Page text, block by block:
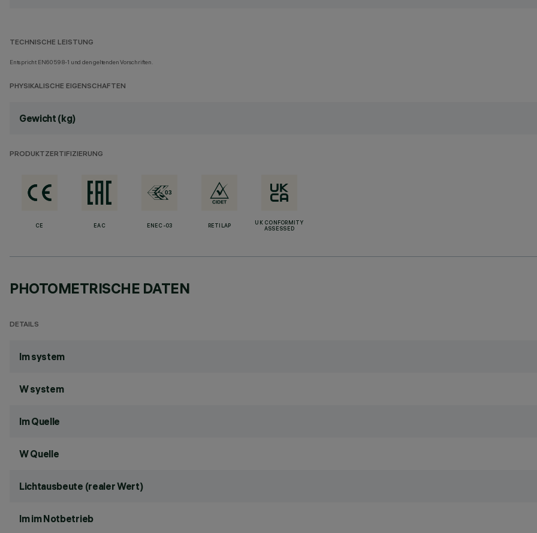
TECHNISCHE LEISTUNG
Entspricht EN60598-1 und den geltenden Vorschriften.
PHYSIKALISCHE EIGENSCHAFTEN
Gewicht (kg)
PRODUKTZERTIFIZIERUNG
CE EAC ENEC-03 RETILAP
UK CONFORMITY
ASSESSED
PHOTOMETRISCHE DATEN
DETAILS
lm system
W system
lm Quelle
W Quelle
Lichtausbeute (realer Wert)
lm im Notbetrieb